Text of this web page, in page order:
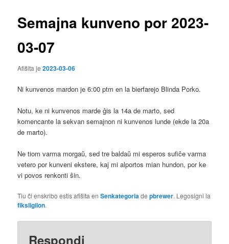
Semajna kunveno por 2023-
03-07
Afiŝita je2023-03-06
Ni kunvenos mardon je 6:00 ptm en la bierfarejo Blinda Porko.
Notu, ke ni kunvenos marde ĝis la 14a de marto, sed
komencante la sekvan semajnon ni kunvenos lunde (ekde la 20a
de marto).
Ne tiom varma morgaŭ, sed tre baldaŭ mi esperos sufiĉe varma
vetero por kunveni ekstere, kaj mi alportos mian hundon, por ke
vi povos renkonti ŝin.
Tiu ĉi enskribo estis afiŝita enSenkategoriadepbrewer. Legosigni la
fiksligilon.
Respondi